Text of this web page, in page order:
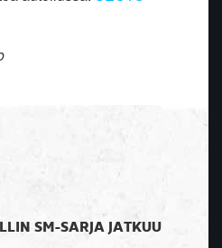
SM-SARJA JATKUU